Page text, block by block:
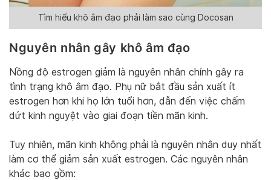
Tìm hiểu khô âm đạo phải làm sao cùng Docosan
Nguyên nhân gây khô âm đạo
Nồng độ estrogen giảm là nguyên nhân chính gây ra
tình trạng khô âm đạo. Phụ nữ bắt đầu sản xuất ít
estrogen hơn khi họ lớn tuổi hơn, dẫn đến việc chấm
dứt kinh nguyệt vào giai đoạn tiền mãn kinh.
Tuy nhiên, mãn kinh không phải là nguyên nhân duy nhất
làm cơ thể giảm sản xuất estrogen. Các nguyên nhân
khác bao gồm: